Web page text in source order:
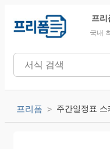
프리
국내
프리폼 주간일정표 스